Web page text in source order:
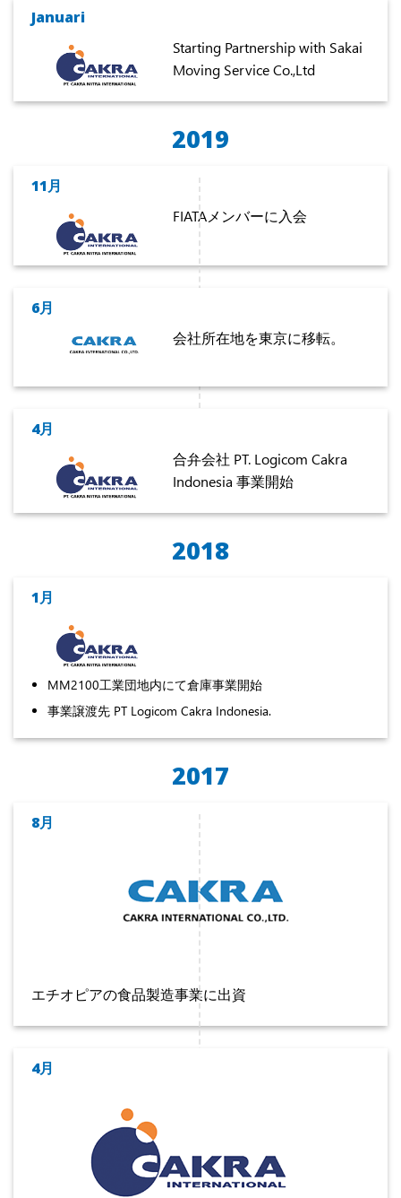
Januari
Starting Partnership with Sakai
Moving Service Co.,Ltd
11月
FIATAメンバーに入会
2019
6月
会社所在地を東京に移転。
4月
合弁会社 PT. Logicom Cakra
Indonesia 事業開始
2018
1月
MM2100工業団地内にて倉庫事業開始
事業譲渡先 PT Logicom Cakra Indonesia.
8月
エチオピアの食品製造事業に出資
2017
4月